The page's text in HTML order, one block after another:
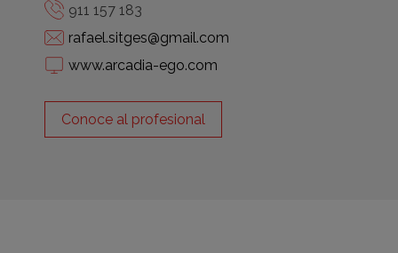
911 157 183
rafael.sitges@gmail.com
www.arcadia-ego.com
Conoce al profesional